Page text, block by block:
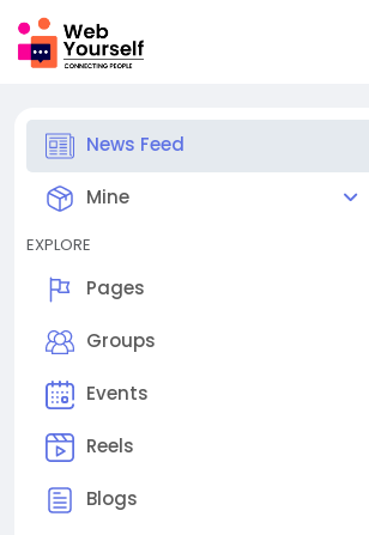
News Feed
Mine
EXPLORE
Pages
Groups
Events
Reels
Blogs